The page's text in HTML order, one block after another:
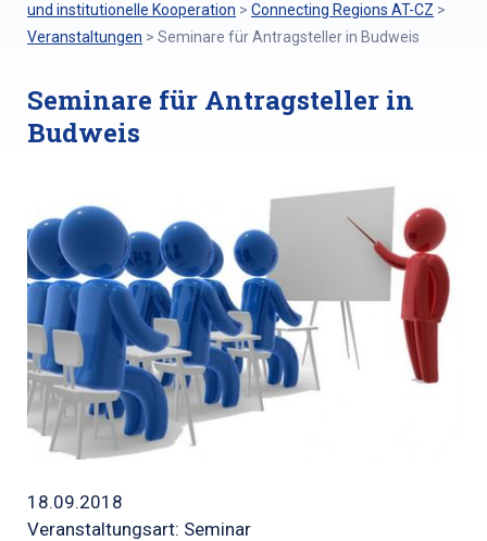
und institutionelle Kooperation > Connecting Regions AT-CZ >
Veranstaltungen > Seminare für Antragsteller in Budweis
Seminare für Antragsteller in
Budweis
18.09.2018
Veranstaltungsart: Seminar